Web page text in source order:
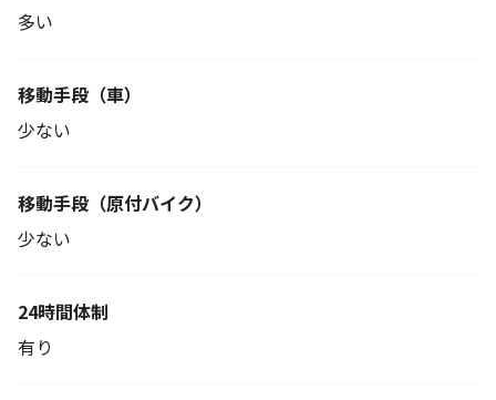
多い
移動手段（車）
少ない
移動手段 （原付バイク）
少ない
24時間体制
有り